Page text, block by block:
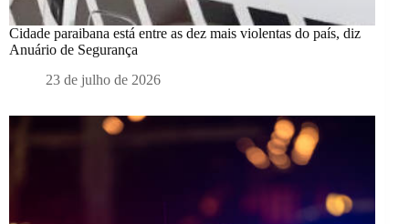
Cidade paraibana está entre as dez mais violentas do país, diz
Anuário de Segurança
23 de julho de 2026